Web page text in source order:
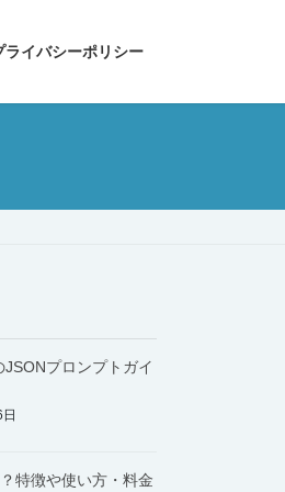
ライバシーポリシー
プロンプトガイ
特徴や使い方・料金